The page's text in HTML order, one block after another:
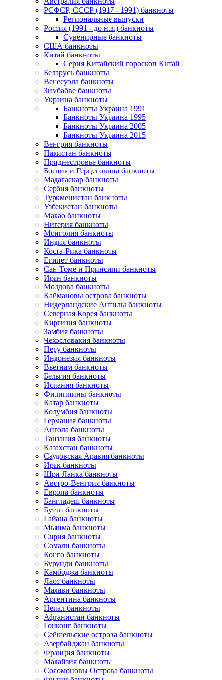
РСФСР, СССР (1917 - 1991) банкноты
Региональные выпуски
Россия (1991 - до н.в.) банкноты
Сувенирные банкноты
США банкноты
Китай банкноты
Серия Китайский гороскоп Китай
Беларусь банкноты
Венесуэла банкноты
Зимбабве банкноты
Украина банкноты
Банкноты Украина 1991
Банкноты Украина 1995
Банкноты Украина 2005
Банкноты Украина 2015
Венгрия банкноты
Пакистан банкноты
Приднестровье банкноты
Босния и Герцеговина банкноты
Мадагаскар банкноты
Сербия банкноты
Туркменистан банкноты
Узбекистан банкноты
Макао банкноты
Нигерия банкноты
Монголия банкноты
Индия банкноты
Коста-Рика банкноты
Египет банкноты
Сан-Томе и Принсипи банкноты
Иран банкноты
Молдова банкноты
Каймановы острова банкноты
Нидерландские Антилы банкноты
Северная Корея банкноты
Киргизия банкноты
Замбия банкноты
Чехословакия банкноты
Перу банкноты
Индонезия банкноты
Вьетнам банкноты
Бельгия банкноты
Испания банкноты
Филиппины банкноты
Катар банкноты
Колумбия банкноты
Германия банкноты
Ангола банкноты
Танзания банкноты
Казахстан банкноты
Саудовская Аравия банкноты
Ирак банкноты
Шри Ланка банкноты
Австро-Венгрия банкноты
Европа банкноты
Бангладеш банкноты
Бутан банкноты
Гайана банкноты
Мьянма банкноты
Сирия банкноты
Сомали банкноты
Конго банкноты
Бурунди банкноты
Камбоджа банкноты
Лаос банкноты
Малави банкноты
Аргентина банкноты
Непал банкноты
Афганистан банкноты
Гонконг банкноты
Сейшельские острова банкноты
Азербайджан банкноты
Франция банкноты
Малайзия банкноты
Соломоновы Острова банкноты